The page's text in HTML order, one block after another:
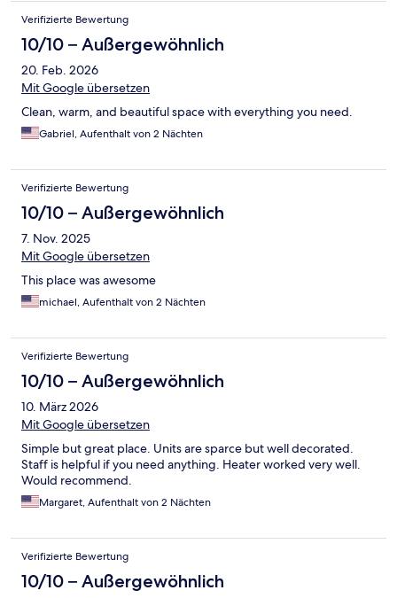
Verifizierte Bewertung
10/10 – Außergewöhnlich
20. Feb. 2026
Mit Google übersetzen
Clean, warm, and beautiful space with everything you need.
Gabriel, Aufenthalt von 2 Nächten
Verifizierte Bewertung
10/10 – Außergewöhnlich
7. Nov. 2025
Mit Google übersetzen
This place was awesome
michael, Aufenthalt von 2 Nächten
Verifizierte Bewertung
10/10 – Außergewöhnlich
10. März 2026
Mit Google übersetzen
Simple but great place. Units are sparce but well decorated.
Staff is helpful if you need anything. Heater worked very well.
Would recommend.
Margaret, Aufenthalt von 2 Nächten
Verifizierte Bewertung
10/10 – Außergewöhnlich